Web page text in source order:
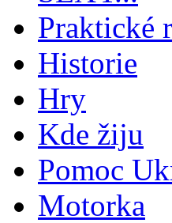
Praktické
Historie
Hry
Kde žiju
Pomoc
Motorka